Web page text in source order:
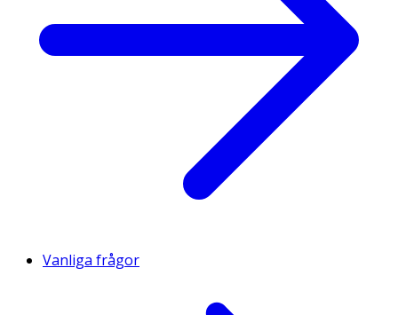
Vanliga frågor